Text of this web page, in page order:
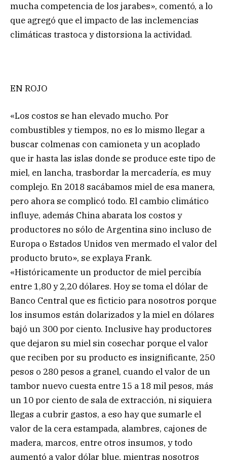
mucha competencia de los jarabes», comentó, a lo
que agregó que el impacto de las inclemencias
climáticas trastoca y distorsiona la actividad.
EN ROJO
«Los costos se han elevado mucho. Por
combustibles y tiempos, no es lo mismo llegar a
buscar colmenas con camioneta y un acoplado
que ir hasta las islas donde se produce este tipo de
miel, en lancha, trasbordar la mercadería, es muy
complejo. En 2018 sacábamos miel de esa manera,
pero ahora se complicó todo. El cambio climático
influye, además China abarata los costos y
productores no sólo de Argentina sino incluso de
Europa o Estados Unidos ven mermado el valor del
producto bruto», se explaya Frank.
«Históricamente un productor de miel percibía
entre 1,80 y 2,20 dólares. Hoy se toma el dólar de
Banco Central que es ficticio para nosotros porque
los insumos están dolarizados y la miel en dólares
bajó un 300 por ciento. Inclusive hay productores
que dejaron su miel sin cosechar porque el valor
que reciben por su producto es insignificante, 250
pesos o 280 pesos a granel, cuando el valor de un
tambor nuevo cuesta entre 15 a 18 mil pesos, más
un 10 por ciento de sala de extracción, ni siquiera
llegas a cubrir gastos, a eso hay que sumarle el
valor de la cera estampada, alambres, cajones de
madera, marcos, entre otros insumos, y todo
aumentó a valor dólar blue, mientras nosotros